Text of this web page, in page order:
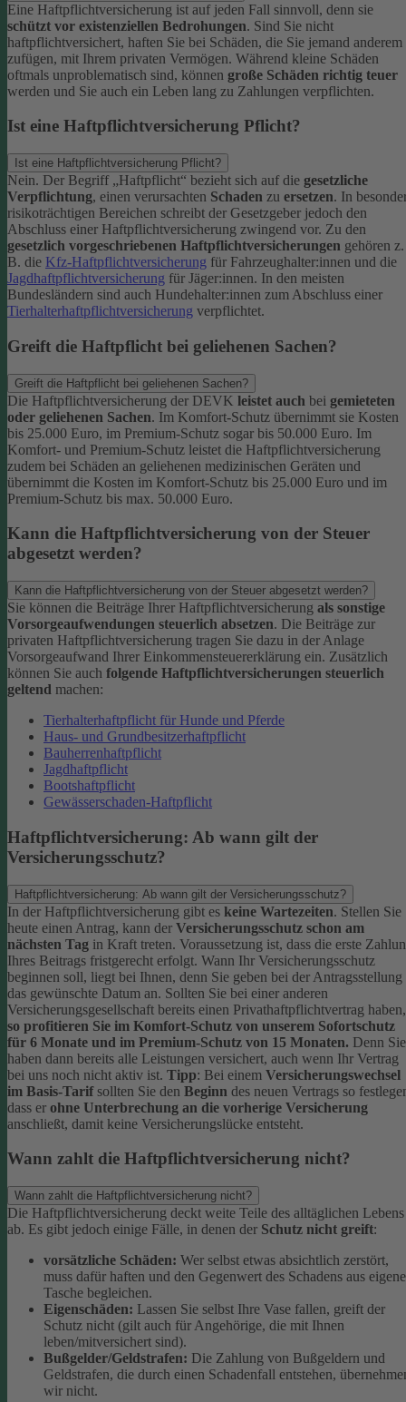
Eine Haftpflichtversicherung ist auf jeden Fall sinnvoll, denn sie
schützt vor existenziellen Bedrohungen. Sind Sie nicht
haftpflichtversichert, haften Sie bei Schäden, die Sie jemand anderem
zufügen, mit Ihrem privaten Vermögen. Während kleine Schäden
oftmals unproblematisch sind, können große Schäden richtig teuer
werden und Sie auch ein Leben lang zu Zahlungen verpflichten.
Ist eine Haftpflichtversicherung Pflicht?
Ist eine Haftpflichtversicherung Pflicht?
Nein. Der Begriff „Haftpflicht“ bezieht sich auf die gesetzliche
Verpflichtung, einen verursachten Schaden zu ersetzen. In
risikoträchtigen Bereichen schreibt der Gesetzgeber jedoch den
Abschluss einer Haftpflichtversicherung zwingend vor. Zu den
gesetzlich vorgeschriebenen Haftpflichtversicherungen gehören z.
B. die Kfz-Haftpflichtversicherung für Fahrzeughalter:innen und die
Jagdhaftpflichtversicherung für Jäger:innen. In den meisten
Bundesländern sind auch Hundehalter:innen zum Abschluss einer
Tierhalterhaftpflichtversicherung verpflichtet.
Greift die Haftpflicht bei geliehenen Sachen?
Greift die Haftpflicht bei geliehenen Sachen?
Die Haftpflichtversicherung der DEVK leistet auch bei gemieteten
oder geliehenen Sachen. Im Komfort-Schutz übernimmt sie Kosten
bis 25.000 Euro, im Premium-Schutz sogar bis 50.000 Euro. Im
Komfort- und Premium-Schutz leistet die Haftpflichtversicherung
zudem bei Schäden an geliehenen medizinischen Geräten und
übernimmt die Kosten im Komfort-Schutz bis 25.000 Euro und im
Premium-Schutz bis max. 50.000 Euro.
Kann die Haftpflichtversicherung von der Steuer
abgesetzt werden?
Kann die Haftpflichtversicherung von der Steuer abgesetzt werden?
Sie können die Beiträge Ihrer Haftpflichtversicherung als sonstige
Vorsorgeaufwendungen steuerlich absetzen. Die Beiträge zur
privaten Haftpflichtversicherung tragen Sie dazu in der Anlage
Vorsorgeaufwand Ihrer Einkommensteuererklärung ein. Zusätzlich
können Sie auch folgende Haftpflichtversicherungen steuerlich
geltend machen:
Tierhalterhaftpflicht für Hunde und Pferde
Haus- und Grundbesitzerhaftpflicht
Bauherrenhaftpflicht
Jagdhaftpflicht
Bootshaftpflicht
Gewässerschaden-Haftpflicht
Haftpflichtversicherung: Ab wann gilt der
Versicherungsschutz?
Haftpflichtversicherung: Ab wann gilt der Versicherungsschutz?
In der Haftpflichtversicherung gibt es keine Wartezeiten. Stellen Sie
heute einen Antrag, kann der Versicherungsschutz schon am
nächsten Tag in Kraft treten. Voraussetzung ist, dass die erste
Ihres Beitrags fristgerecht erfolgt. Wann Ihr Versicherungsschutz
beginnen soll, liegt bei Ihnen, denn Sie geben bei der Antragsstellung
das gewünschte Datum an. Sollten Sie bei einer anderen
Versicherungsgesellschaft bereits einen Privathaftpflichtvertrag haben,
so profitieren Sie im Komfort-Schutz von unserem Sofortschutz
für 6 Monate und im Premium-Schutz von 15 Monaten. Denn Sie
haben dann bereits alle Leistungen versichert, auch wenn Ihr Vertrag
bei uns noch nicht aktiv ist. Tipp: Bei einem Versicherungswechsel
im Basis-Tarifsollten Sie den Beginn des neuen Vertrags so
dass er ohne Unterbrechung an die vorherige Versicherung
anschließt, damit keine Versicherungslücke entsteht.
Wann zahlt die Haftpflichtversicherung nicht?
Wann zahlt die Haftpflichtversicherung nicht?
Die Haftpflichtversicherung deckt weite Teile des alltäglichen Lebens
ab. Es gibt jedoch einige Fälle, in denen der Schutz nicht greift:
vorsätzliche Schäden: Wer selbst etwas absichtlich zerstört,
muss dafür haften und den Gegenwert des Schadens aus
Tasche begleichen.
Eigenschäden: Lassen Sie selbst Ihre Vase fallen, greift der
Schutz nicht (gilt auch für Angehörige, die mit Ihnen
leben/mitversichert sind).
Bußgelder/Geldstrafen: Die Zahlung von Bußgeldern und
Geldstrafen, die durch einen Schadenfall entstehen,
wir nicht.